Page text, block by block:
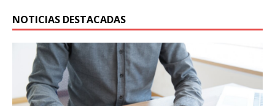
NOTICIAS DESTACADAS